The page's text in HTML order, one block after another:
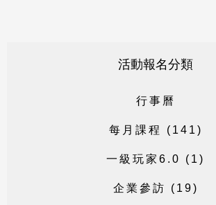
活動報名分類
行事 曆
每 月 課 程 ( 1 4 1 )
一 級 玩家 6 . 0 ( 1 )
企 業 參 訪 ( 1 9)